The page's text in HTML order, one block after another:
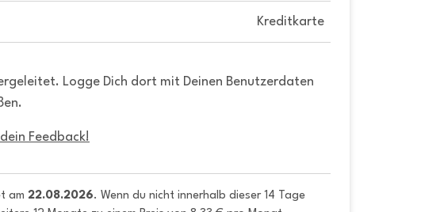
Kreditkarte
Logge Dich dort mit Deinen Benutzerdaten
Feedback!
am 22.08.2026. Wenn du nicht innerhalb dieser 14 Tage